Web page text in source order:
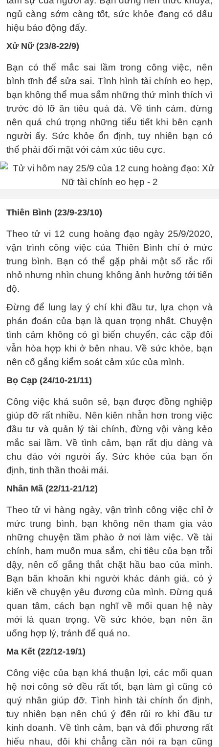
ngủ càng sớm càng tốt, sức khỏe đang có dấu
hiệu báo động đấy.
Xử Nữ (23/8-22/9)
Bạn có thể mắc sai lầm trong công việc, nên
bình tĩnh để sửa sai. Tình hình tài chính eo hẹp,
bạn không thể mua sắm những thứ mình thích vì
trước đó lỡ ăn tiêu quá đà. Về tình cảm, đừng
nên quá chú trọng những tiểu tiết khi bên cạnh
người ấy. Sức khỏe ổn định, tuy nhiên bạn có
thể phải đối mặt với cảm xúc tiêu cực.
Thiên Bình (23/9-23/10)
Theo tử vi 12 cung hoàng đạo ngày 25/9/2020,
vận trình công việc của Thiên Bình chỉ ở mức
trung bình. Bạn có thể gặp phải một số rắc rối
nhỏ nhưng nhìn chung không ảnh hưởng tới tiến
độ.
Đừng để lung lay ý chí khi đầu tư, lựa chọn và
phán đoán của bạn là quan trọng nhất. Chuyện
tình cảm không có gì biến chuyển, các cặp đôi
vẫn hòa hợp khi ở bên nhau. Về sức khỏe, bạn
nên cố gắng kiểm soát cảm xúc của mình.
Bọ Cạp (24/10-21/11)
Công việc khá suôn sẻ, bạn được đồng nghiệp
giúp đỡ rất nhiều. Nên kiên nhẫn hơn trong việc
đầu tư và quản lý tài chính, đừng vội vàng kẻo
mắc sai lầm. Về tình cảm, bạn rất dịu dàng và
chu đáo với người ấy. Sức khỏe của bạn ổn
định, tinh thần thoải mái.
Nhân Mã (22/11-21/12)
Theo tử vi hàng ngày, vận trình công việc chỉ ở
mức trung bình, bạn không nên tham gia vào
những chuyện tầm phào ở nơi làm việc. Về tài
chính, ham muốn mua sắm, chi tiêu của bạn trỗi
dậy, nên cố gắng thắt chặt hầu bao của mình.
Bạn băn khoăn khi người khác đánh giá, có ý
kiến về chuyện yêu đương của mình. Đừng quá
quan tâm, cách bạn nghĩ về mối quan hệ này
mới là quan trọng. Về sức khỏe, bạn nên ăn
uống hợp lý, tránh để quá no.
Ma Kết (22/12-19/1)
Công việc của bạn khá thuận lợi, các mối quan
hệ nơi công sở đều rất tốt, bạn làm gì cũng có
quý nhân giúp đỡ. Tình hình tài chính ổn định,
tuy nhiên bạn nên chú ý đến rủi ro khi đầu tư
kinh doanh. Về tình cảm, bạn và đối phương rất
hiểu nhau, đôi khi chẳng cần nói ra bạn cũng